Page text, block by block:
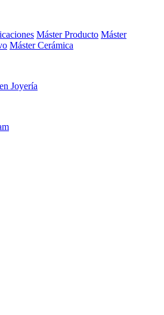
Máster Producto Máster
Máster Cerámica
Joyería